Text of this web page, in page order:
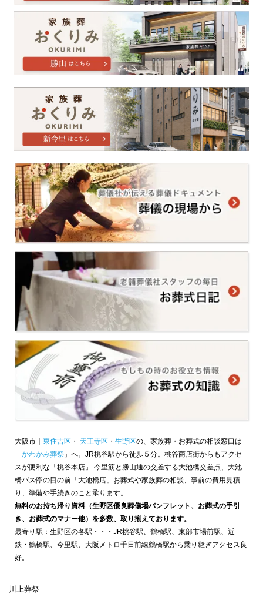
大阪市｜ 東住吉区 ・ 天王寺区 ・ 生野区の、家族葬・お葬式の相談窓口は
「 かわかみ葬祭 」へ。JR桃谷駅から徒歩５分。桃谷商店街からもアクセ
スが便利な「桃谷本店」 今里筋と勝山通の交差する大池橋交差点、大池
橋バス停の目の前「大池橋店」お葬式や家族葬の相談、事前の費用見積
り、準備や手続きのこと承ります。
無料のお持ち帰り資料（生野区優良葬儀場パンフレット、お葬式の手引
き、お葬式のマナー他）を多数、取り揃えております。
最寄り駅：生野区の各駅・・・JR桃谷駅、鶴橋駅、東部市場前駅、近
鉄・鶴橋駅、今里駅、大阪メトロ千日前線鶴橋駅から乗り継ぎアクセス良
好。
川上葬祭